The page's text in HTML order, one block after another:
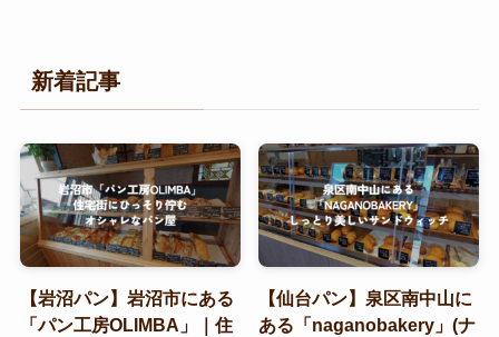
新着記事
【岩沼パン】岩沼市にある
「パン工房OLIMBA」｜住
【仙台パン】泉区南中山に
ある「naganobakery」(ナ